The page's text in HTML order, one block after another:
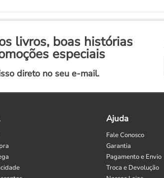
livros, boas histórias
especiais
direto no seu e-mail.
Ajuda
Fale Conosco
Garantia
Pagamento e Envio
Troca e Devolução